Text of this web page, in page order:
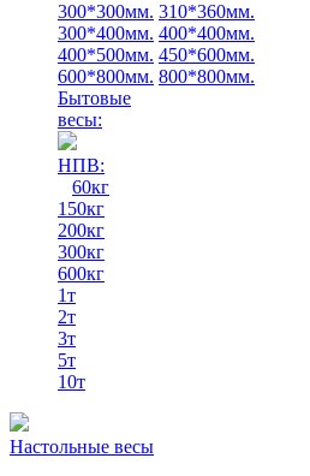
300*300мм. 310*360мм.
300*400мм. 400*400мм.
400*500мм. 450*600мм.
600*800мм. 800*800мм.
Бытовые
весы:
НПВ:
60кг
150кг
200кг
300кг
600кг
1т
2т
3т
5т
10т
Настольные весы